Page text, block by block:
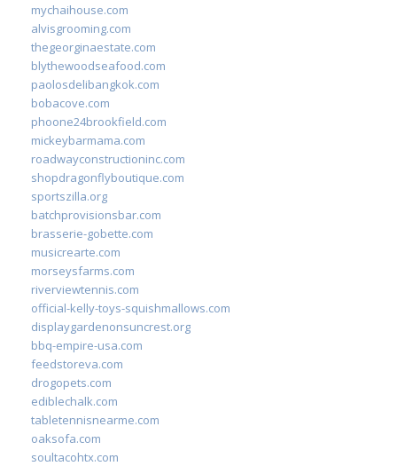
mychaihouse.com
alvisgrooming.com
thegeorginaestate.com
blythewoodseafood.com
paolosdelibangkok.com
bobacove.com
phoone24brookfield.com
mickeybarmama.com
roadwayconstructioninc.com
shopdragonflyboutique.com
sportszilla.org
batchprovisionsbar.com
brasserie-gobette.com
musicrearte.com
morseysfarms.com
riverviewtennis.com
official-kelly-toys-squishmallows.com
displaygardenonsuncrest.org
bbq-empire-usa.com
feedstoreva.com
drogopets.com
ediblechalk.com
tabletennisnearme.com
oaksofa.com
soultacohtx.com